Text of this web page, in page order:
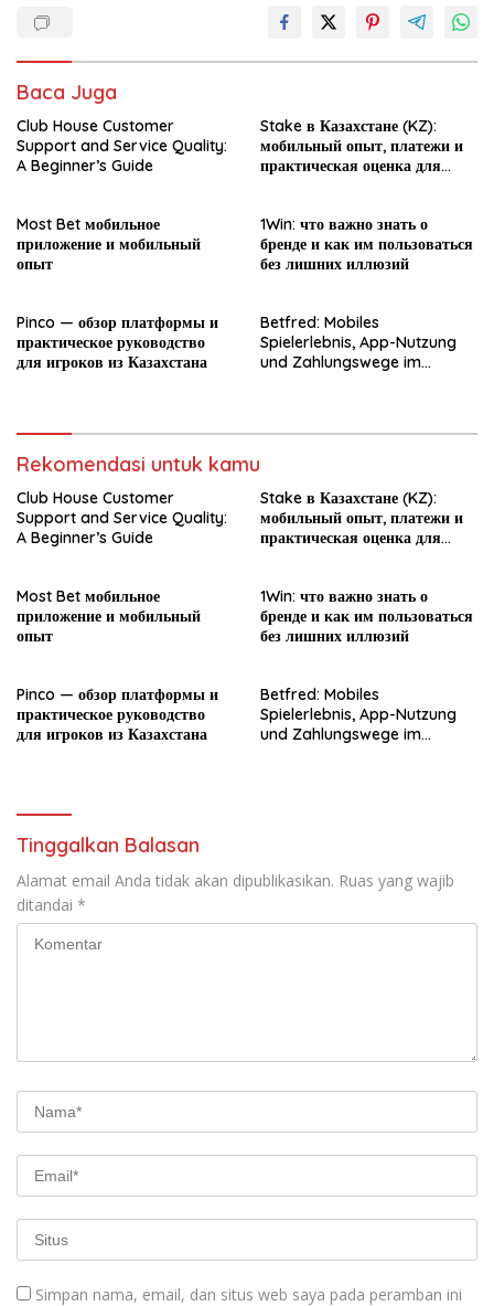
Baca Juga
Club House Customer
Support and Service Quality:
A Beginner’s Guide
Stake в Казахстане (KZ):
мобильный опыт, платежи и
практическая оценка для
Most Bet мобильное
приложение и мобильный
опыт
1Win: что важно знать о
бренде и как им пользоваться
без лишних иллюзий
Pinco — обзор платформы и
практическое руководство
для игроков из Казахстана
Betfred: Mobiles
Spielerlebnis, App-Nutzung
und Zahlungswege im
Rekomendasi untuk kamu
Club House Customer
Support and Service Quality:
A Beginner’s Guide
Stake в Казахстане (KZ):
мобильный опыт, платежи и
практическая оценка для
Most Bet мобильное
приложение и мобильный
опыт
1Win: что важно знать о
бренде и как им пользоваться
без лишних иллюзий
Pinco — обзор платформы и
практическое руководство
для игроков из Казахстана
Betfred: Mobiles
Spielerlebnis, App-Nutzung
und Zahlungswege im
Tinggalkan Balasan
Alamat email Anda tidak akan dipublikasikan. Ruas yang wajib
ditandai *
Simpan nama, email, dan situs web saya pada peramban ini